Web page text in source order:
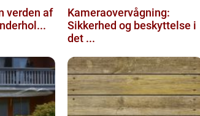
verden af
Kameraovervågning:
Sikkerhed og beskyttelse i
det ...